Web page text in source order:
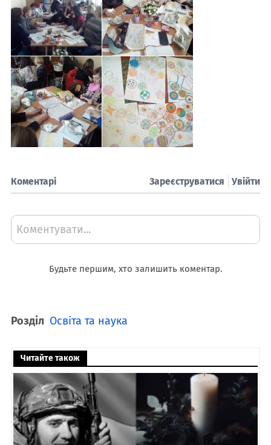
Коментарі Увійти
Зареєструватися
Коментувати...
Будьте першим, хто залишить коментар.
Розділ Освіта та наука
Читайте також